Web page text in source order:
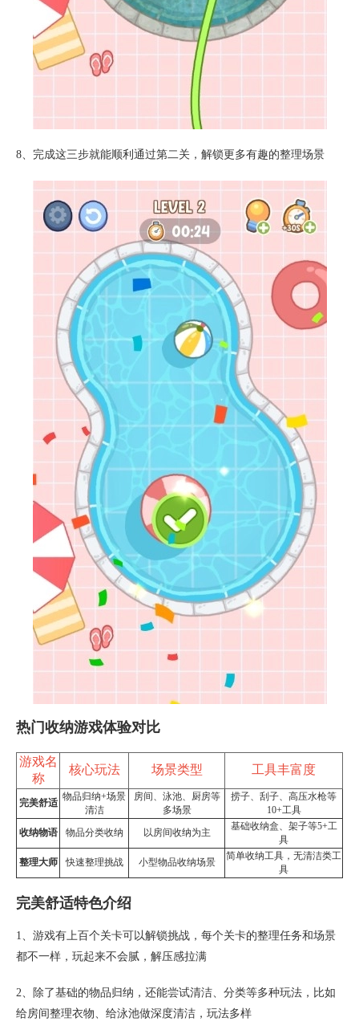
8、完成这三步就能顺利通过第二关，解锁更多有趣的整理场景
热门收纳游戏体验对比
游戏名
称
核心玩法 场景类型 工具丰富度
完美舒适
物品归纳+场景
清洁
房间、泳池、厨房等
多场景
捞子、刮子、高压水枪等
10+工具
收纳物语
物品分类收纳 以房间收纳为主
基础收纳盒、架子等5+工
具
整理大师
快速整理挑战 小型物品收纳场景
简单收纳工具，无清洁类工
具
完美舒适特色介绍
1、游戏有上百个关卡可以解锁挑战，每个关卡的整理任务和场景
都不一样，玩起来不会腻，解压感拉满
2、除了基础的物品归纳，还能尝试清洁、分类等多种玩法，比如
给房间整理衣物、给泳池做深度清洁，玩法多样